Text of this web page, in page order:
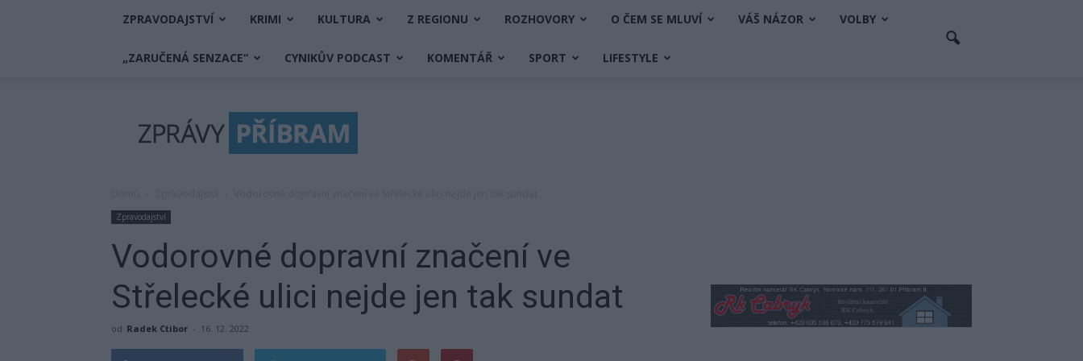
ZPRAVODAJSTVÍ KRIMI KULTURA Z REGIONU ROZHOVORY O ČEM SE MLUVÍ VÁŠ NÁZOR VOLBY
„ZARUČENÁ SENZACE“ CYNIKŮV PODCAST KOMENTÁŘ SPORT LIFESTYLE
Příbram
Zpravodajství
Vodorovné dopravní značení ve
Střelecké ulici nejde jen tak sundat
od Radek Ctibor - 16. 12. 2022